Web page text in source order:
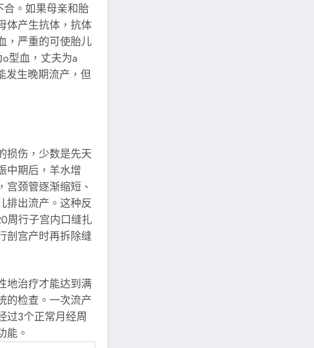
。如果母亲和胎
体产生抗体，抗体
，严重的可使胎儿
型血，丈夫为a
发生晚期流产，但
伤，少数是先天
中期后，羊水增
颈管逐渐缩短、
排出流产。这种反
周行子宫内口缝扎
剖宫产时再拆除缝
治疗才能达到满
的检查。一次流产
过3个正常月经周
能。